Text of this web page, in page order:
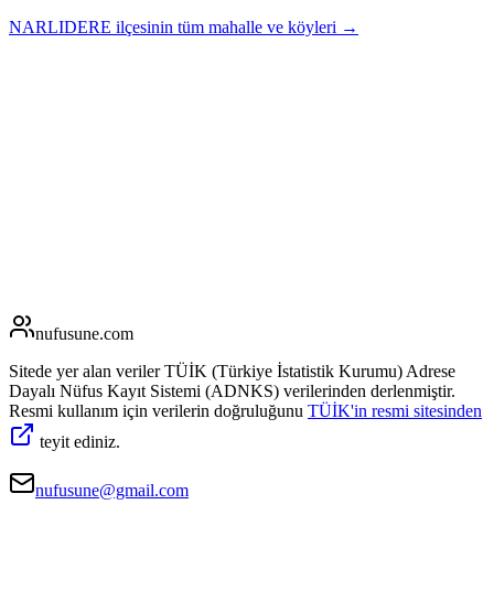
NARLIDERE ilçesinin tüm mahalle ve köyleri →
nufusune.com
Sitede yer alan veriler TÜİK (Türkiye İstatistik Kurumu) Adrese
Dayalı Nüfus Kayıt Sistemi (ADNKS) verilerinden derlenmiştir.
Resmi kullanım için verilerin doğruluğunu TÜİK'in resmi sitesinden
teyit ediniz.
nufusune@gmail.com